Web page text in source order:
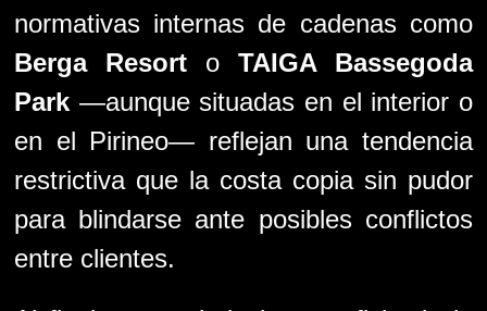
normativas internas de cadenas como
Berga Resort o TAIGA Bassegoda
Park —aunque situadas en el interior o
en el Pirineo— reflejan una tendencia
restrictiva que la costa copia sin pudor
para blindarse ante posibles conflictos
entre clientes.